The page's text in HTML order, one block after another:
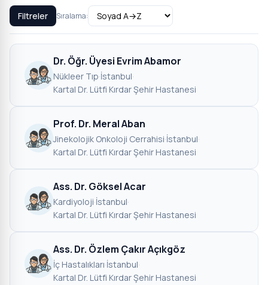
Filtreler Sıralama:
Dr. Öğr. Üyesi Evrim Abamor
Nükleer Tıp·İstanbul·
Kartal Dr. Lütfi Kırdar Şehir Hastanesi
Prof. Dr. Meral Aban
Jinekolojik Onkoloji Cerrahisi·İstanbul·
Kartal Dr. Lütfi Kırdar Şehir Hastanesi
Ass. Dr. Göksel Acar
Kardiyoloji·İstanbul·
Kartal Dr. Lütfi Kırdar Şehir Hastanesi
Ass. Dr. Özlem Çakır Açıkgöz
İç Hastalıkları·İstanbul·
Kartal Dr. Lütfi Kırdar Şehir Hastanesi